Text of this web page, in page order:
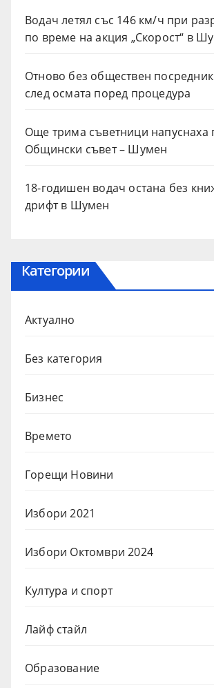
Водач летял със 146 км/ч при
по време на акция „Скорост“ в
Отново без обществен
след осмата поред процедура
Още трима съветници напуснаха
Общински съвет – Шумен
18-годишен водач остана без
дрифт в Шумен
Категории
Актуално
Без категория
Бизнес
Времето
Горещи Новини
Избори 2021
Избори Октомври 2024
Култура и спорт
Лайф стайл
Образование